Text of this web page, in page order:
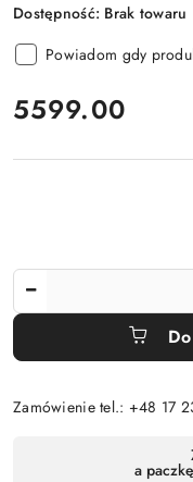
Dostępność: Brak towaru
Powiadom gdy
cena:
5599.00
Zamówienie tel.: +48 17
a